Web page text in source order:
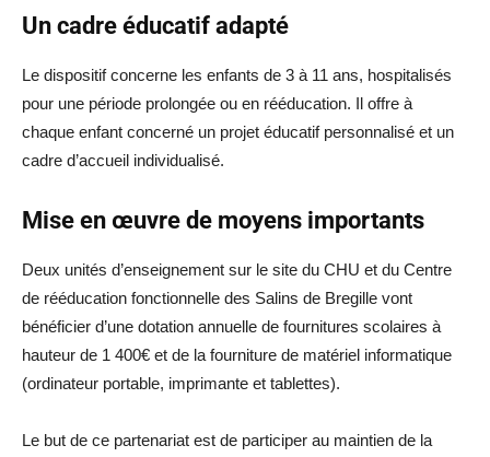
Un cadre éducatif adapté
Le dispositif concerne les enfants de 3 à 11 ans, hospitalisés
pour une période prolongée ou en rééducation. Il offre à
chaque enfant concerné un projet éducatif personnalisé et un
cadre d’accueil individualisé.
Mise en œuvre de moyens importants
Deux unités d’enseignement sur le site du CHU et du Centre
de rééducation fonctionnelle des Salins de Bregille vont
bénéficier d’une dotation annuelle de fournitures scolaires à
hauteur de 1 400€ et de la fourniture de matériel informatique
(ordinateur portable, imprimante et tablettes).
Le but de ce partenariat est de participer au maintien de la